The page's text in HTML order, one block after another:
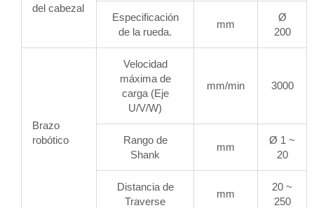
del cabezal
Especificación
de la rueda.
mm
Ø
200
Brazo
robótico
Velocidad
máxima de
carga (Eje
U/V/W)
mm/min 3000
Rango de
Shank
mm
Ø 1 ~
20
Distancia de
Traverse
mm
20 ~
250